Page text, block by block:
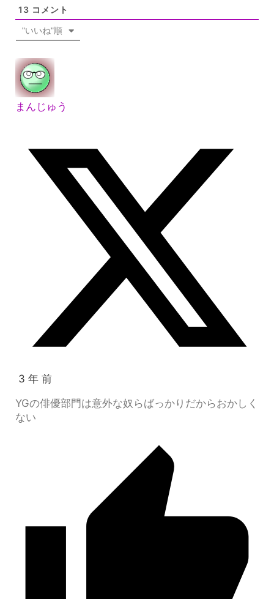
13 コメント
"いいね"順
まんじゅう
3 年 前
YGの俳優部門は意外な奴らばっかりだからおかしく
ない